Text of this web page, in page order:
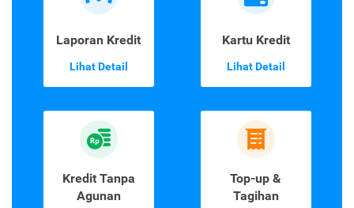
Laporan Kredit
Lihat Detail
Kartu Kredit
Lihat Detail
Kredit Tanpa
Agunan
Top-up &
Tagihan